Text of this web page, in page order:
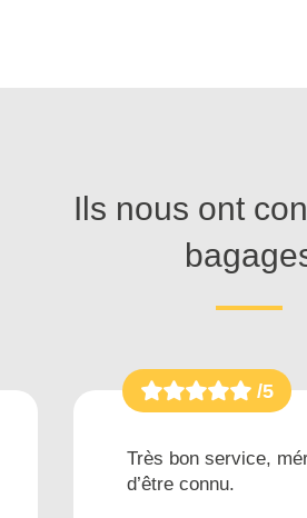
Ils nous ont
/5
Très bon service,
d’être connu.